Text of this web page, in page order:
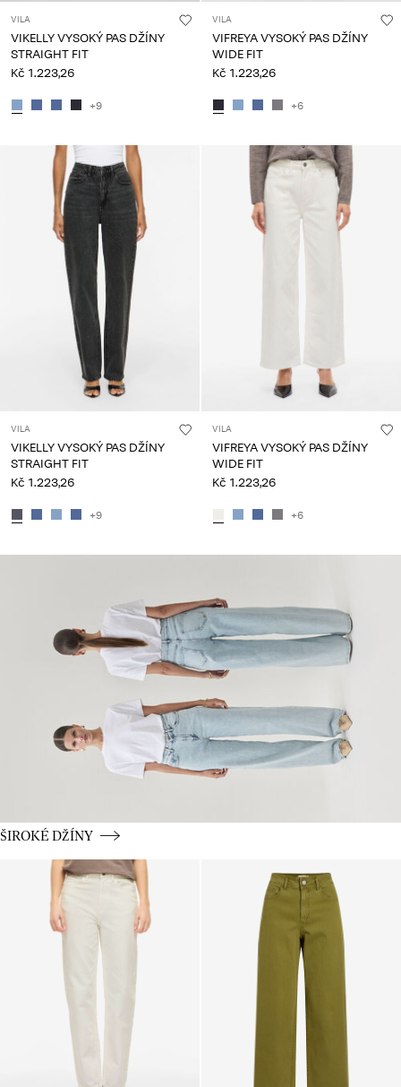
VILA
VIKELLY VYSOKÝ PAS DŽÍNY
STRAIGHT FIT
Kč 1.223,26
+9
VILA
VIFREYA VYSOKÝ PAS DŽÍNY
WIDE FIT
Kč 1.223,26
+6
VILA
VIKELLY VYSOKÝ PAS DŽÍNY
STRAIGHT FIT
Kč 1.223,26
+9
VILA
VIFREYA VYSOKÝ PAS DŽÍNY
WIDE FIT
Kč 1.223,26
+6
ŠIROKÉ DŽÍNY
CE_spot01_BUTTON_linked_wk36_02-09-25_wide